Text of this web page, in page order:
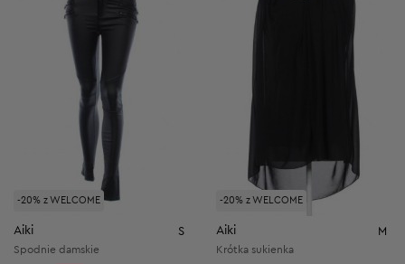
-20% z WELCOME
Aiki S
Spodnie damskie
-20% z WELCOME
Aiki M
Krótka sukienka